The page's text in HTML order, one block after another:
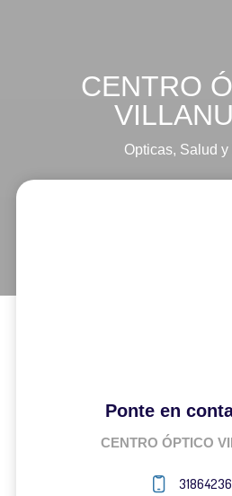
CENTRO
Opticas, Salud y
Ponte en
CENTRO ÓPTICO